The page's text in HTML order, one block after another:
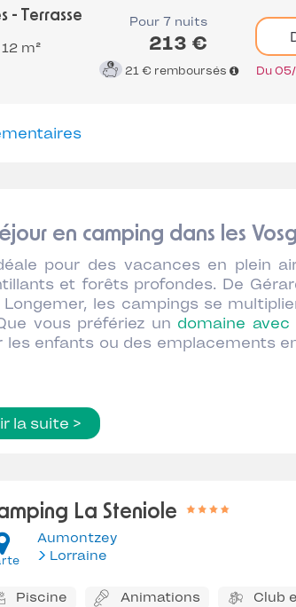
- Terrasse
12 m²
Pour 7 nuits
213 €
21 € remboursés Du
en camping dans les
pour des vacances en plein
et forêts profondes. De
les campings se
vous préfériez un domaine avec
les enfants ou des emplacements
la suite >
La Steniole
Aumontzey
Lorraine
Piscine Animations
Club